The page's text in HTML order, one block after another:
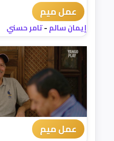
عمل ميم
إيمان سالم-تامر حسني
عمل ميم